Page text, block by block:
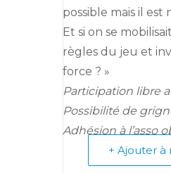
possible mais il est
Et si on se
règles du jeu et
force ? »
Participation libre
Possibilité de
Adhésion à l’asso
+ Ajouter à